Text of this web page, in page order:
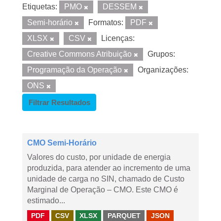
Etiquetas: PMO
DESSEM
Semi-horário
Formatos:
PDF
XLSX
CSV
Licenças:
Creative Commons Atribuição
Grupos:
Programação da Operação
Organizações:
ONS
Filtrar Resultados
CMO Semi-Horário
Valores do custo, por unidade de energia
produzida, para atender ao incremento de uma
unidade de carga no SIN, chamado de Custo
Marginal de Operação – CMO. Este CMO é
estimado...
PDF CSV XLSX PARQUET JSON